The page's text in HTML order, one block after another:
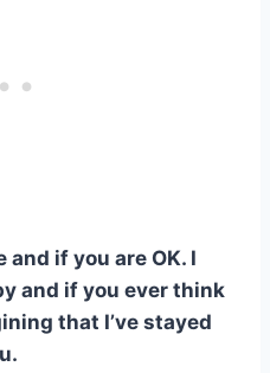
and if you are OK. I
and if you ever think
that I’ve stayed